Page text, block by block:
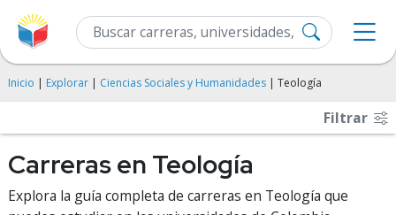
Inicio | Explorar | Ciencias Sociales y Humanidades | Teología
Filtrar
Carreras en Teología
Explora la guía completa de carreras en Teología que